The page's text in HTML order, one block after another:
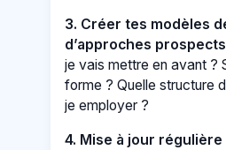
3. Créer tes modèles
d’approches
je vais mettre en avant ?
forme ? Quelle structure
je employer ?
4. Mise à jour